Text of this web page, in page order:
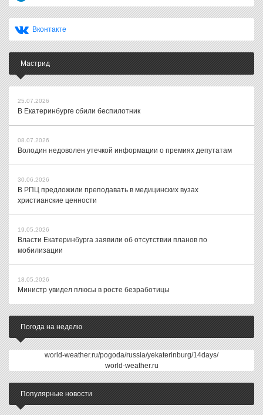
Вконтакте
Мастрид
25.07.2026
В Екатеринбурге сбили беспилотник
08.07.2026
Володин недоволен утечкой информации о премиях депутатам
30.06.2026
В РПЦ предложили преподавать в медицинских вузах
христианские ценности
19.05.2026
Власти Екатеринбурга заявили об отсутствии планов по
мобилизации
18.05.2026
Министр увидел плюсы в росте безработицы
Погода на неделю
world-weather.ru/pogoda/russia/yekaterinburg/14days/
world-weather.ru
Популярные новости